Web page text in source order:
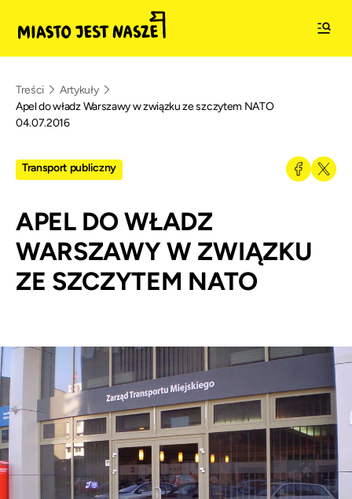
Treści
Artykuły
Apel do władz Warszawy w związku ze szczytem NATO
04.07.2016
Transport publiczny
APEL DO WŁADZ
WARSZAWY W ZWIĄZKU
ZE SZCZYTEM NATO